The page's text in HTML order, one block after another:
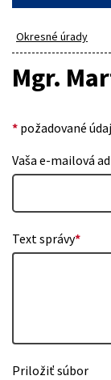
Okresné úrady
Mgr.
* požadované
Vaša e-mailová
Text správy*
Priložiť súbor